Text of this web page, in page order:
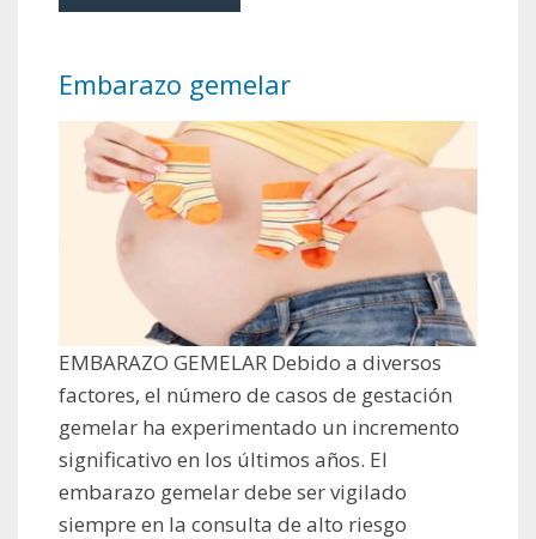
Embarazo gemelar
EMBARAZO GEMELAR Debido a diversos
factores, el número de casos de gestación
gemelar ha experimentado un incremento
significativo en los últimos años. El
embarazo gemelar debe ser vigilado
siempre en la consulta de alto riesgo